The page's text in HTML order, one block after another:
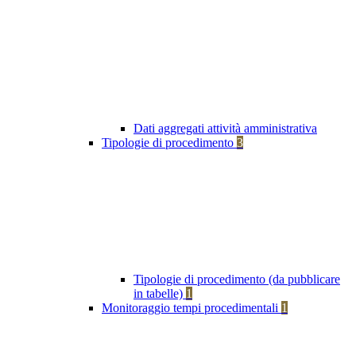
Dati aggregati attività amministrativa
Tipologie di procedimento 3
Tipologie di procedimento (da pubblicare
in tabelle) 1
Monitoraggio tempi procedimentali 1